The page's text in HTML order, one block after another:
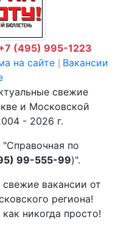
(495) 995-1223
на сайте Вакансии
свежие
и Московской
- 2026 г.
"Справочная по
99-555-99)".
вакансии от
региона!
никогда просто!